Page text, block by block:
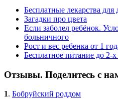
Бесплатные лекарства для
Загадки про цвета
Если заболел ребёнок.
больничного
Рост и вес ребенка от 1
Бесплатное питание до 2-
Отзывы. Поделитесь с
1. Бобруйский роддом